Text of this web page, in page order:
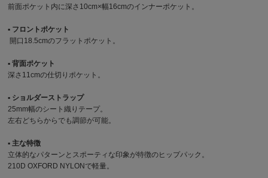
前面ポケット内に深さ10cm×幅16cmのインナーポケット。
▪︎ フロントポケット
開口18.5cmのフラットポケット。
▪︎ 背面ポケット
深さ11cmの仕切りポケット。
▪︎ ショルダーストラップ
25mm幅のシート織りテープ。
左右どちらからでも調節が可能。
▪︎ 主な特徴
立体的なパターンとスポーティな印象が特徴のヒップパック。
210D OXFORD NYLONで軽量。